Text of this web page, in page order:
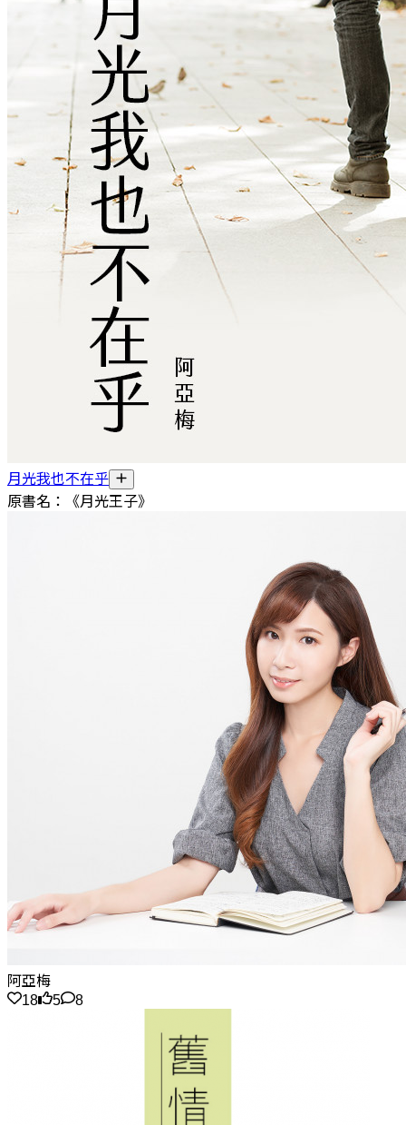
月光我也不在乎
原書名：《月光王子》
阿亞梅
18
5 8